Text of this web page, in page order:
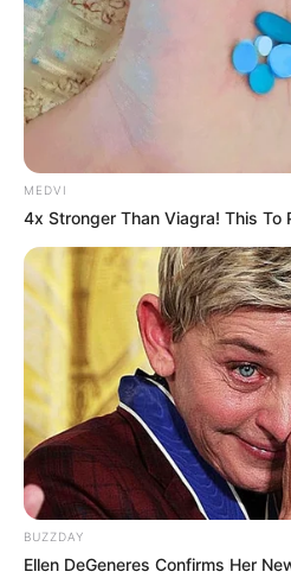
Categories
Gujarat
News
Astrology
International
health
Ajab Gajab
Politics
Bollywood
Crime
Vadodara
Delhi
MEDVI
4x Stronger Than Viagra! This To
BUZZDAY
Ellen DeGeneres Confirms Her